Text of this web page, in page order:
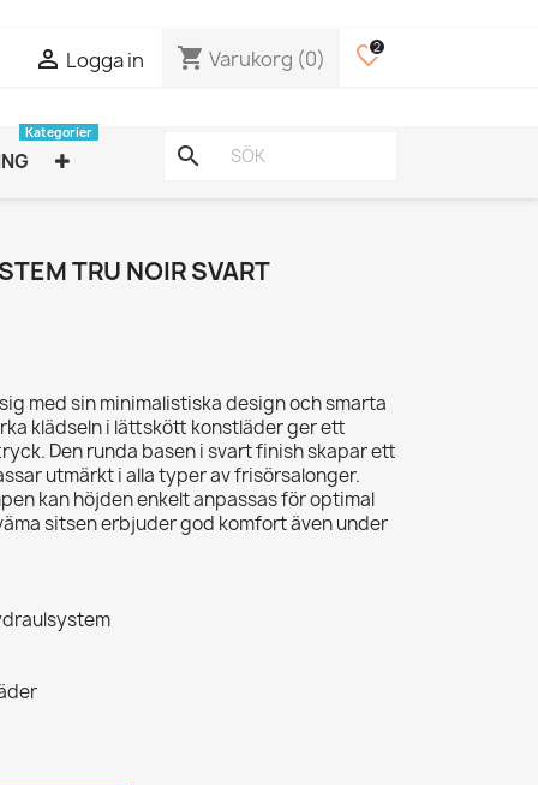
 Logga in shopping_cart Varukorg (0) favorite_border
2
Kategorier
search
TRU NOIR SVART
med sin minimalistiska design och smarta
klädseln i lättskött konstläder ger ett
Den runda basen i svart finish skapar ett
utmärkt i alla typer av frisörsalonger.
kan höjden enkelt anpassas för optimal
sitsen erbjuder god komfort även under